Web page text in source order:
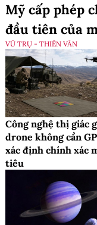
Mỹ cấp phép
đầu tiên của
VŨ TRỤ - THIÊN VĂN
Công nghệ thị giác
drone không cần
xác định chính xác
tiêu